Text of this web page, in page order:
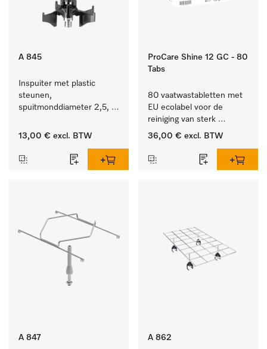
A 845
Inspuiter met plastic
steunen,
spuitmonddiameter 2,5,
13,00 € excl. BTW
ProCare Shine 12 GC - 80
Tabs
80 vaatwastabletten met
EU ecolabel voor de
reiniging van sterk
vervuild serviesgoed,
36,00 € excl. BTW
A 847 A 862